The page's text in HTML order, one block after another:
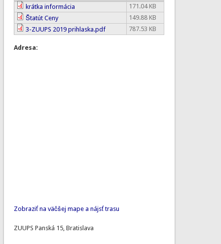
krátka informácia
171.04 KB
Štatút Ceny
149.88 KB
3-ZUUPS 2019 prihlaska.pdf
787.53 KB
Adresa:
Zobraziť na väčšej mape a nájsť trasu
ZUUPS Panská 15, Bratislava